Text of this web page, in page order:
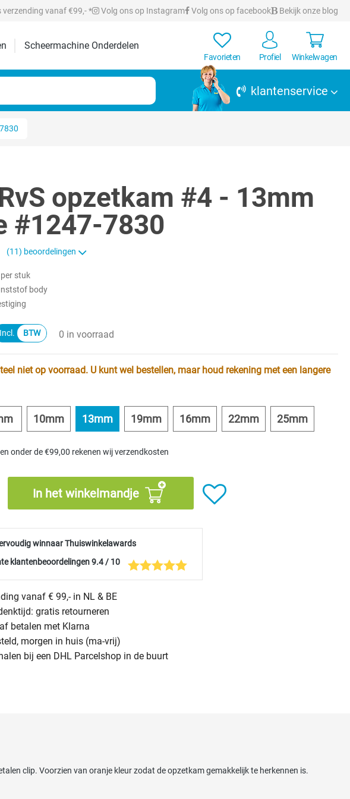
verzending vanaf €99,- * Volg ons op Instagram Volg ons op facebook Bekijk onze blog
Scheermachine Onderdelen
Favorieten Profiel Winkelwagen
klantenservice
opzetkam #4 - 13mm
#1247-7830
(11) beoordelingen
stuk
body
0 in voorraad
niet op voorraad. U kunt wel bestellen, maar houd rekening met een langere
10mm 13mm 19mm 16mm 22mm 25mm
onder de €99,00 rekenen wij verzendkosten
In het winkelmandje
winnaar Thuiswinkelawards
klantenbeoordelingen 9.4 / 10
vanaf € 99,- in NL & BE
gratis retourneren
betalen met Klarna
morgen in huis (ma-vrij)
bij een DHL Parcelshop in de buurt
clip. Voorzien van oranje kleur zodat de opzetkam gemakkelijk te herkennen is.